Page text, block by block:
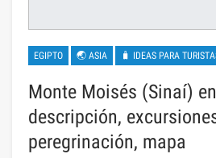
EGIPTO 🌏 ASIA 🧳 IDEAS PARA
Monte Moisés (Sinaí)
descripción,
peregrinación, mapa